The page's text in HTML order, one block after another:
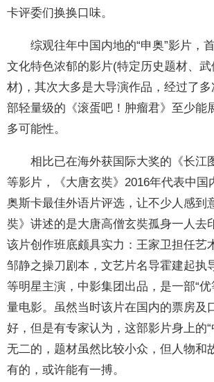
卡评委们换换口味。
综观往年中国内地的“申奥”影片，
文化特色浓郁的影片(特定历史题材、
材)，其次大多是大导演作品，经过了
部轻量级的《滚蛋吧！肿瘤君》至少能
多可能性。
相比已在海外获国际大奖的《长江图
等影片，《大唐玄奘》2016年代表中国
奥斯卡最佳外语片评选，让不少人感到
奘》讲述的是大唐高僧玄奘孤身一人去
该片创作班底颇具实力：王家卫担任艺
邹静之操刀剧本，文艺片名导霍建起执
等明星主演，中影集团出品，是一部“
量电影。虽然当时该片在国内的票房及
好，但是有专家认为，这部影片身上的“
无二的，题材虽然比较小众，但人物和
有的，或许能有一搏。